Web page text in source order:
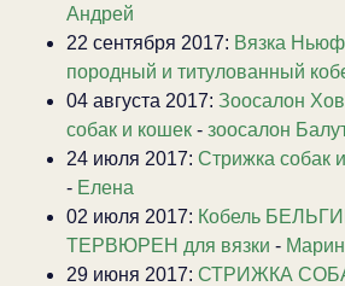
Андрей
22 сентября 2017: Вязка
породный и титулованный
04 августа 2017: Зоосалон
собак и кошек - зоосалон
24 июля 2017: Стрижка собак
- Елена
02 июля 2017: Кобель
ТЕРВЮРЕН для вязки -
29 июня 2017: СТРИЖКА